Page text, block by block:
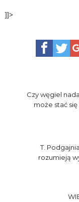
]]>
Czy węgiel
może stać
T.
rozumieją